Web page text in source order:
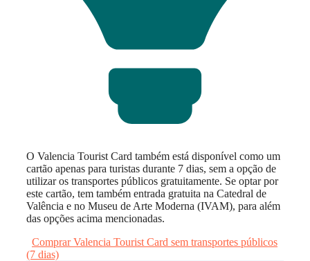
O Valencia Tourist Card também está disponível como um
cartão apenas para turistas durante 7 dias, sem a opção de
utilizar os transportes públicos gratuitamente. Se optar por
este cartão, tem também entrada gratuita na Catedral de
Valência e no Museu de Arte Moderna (IVAM), para além
das opções acima mencionadas.
Comprar Valencia Tourist Card sem transportes públicos
(7 dias)